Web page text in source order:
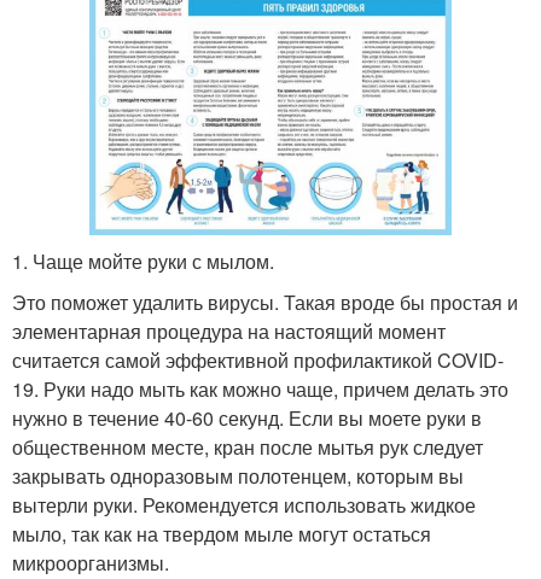
1. Чаще мойте руки с мылом.
Это поможет удалить вирусы. Такая вроде бы простая и
элементарная процедура на настоящий момент
считается самой эффективной профилактикой COVID-
19. Руки надо мыть как можно чаще, причем делать это
нужно в течение 40-60 секунд. Если вы моете руки в
общественном месте, кран после мытья рук следует
закрывать одноразовым полотенцем, которым вы
вытерли руки. Рекомендуется использовать жидкое
мыло, так как на твердом мыле могут остаться
микроорганизмы.